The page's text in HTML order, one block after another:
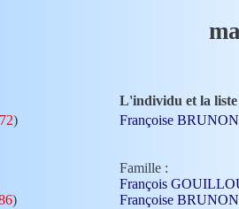
L'individu et la liste
)
)
Françoise BRUNON
Famille :
François
Françoise BRUNON